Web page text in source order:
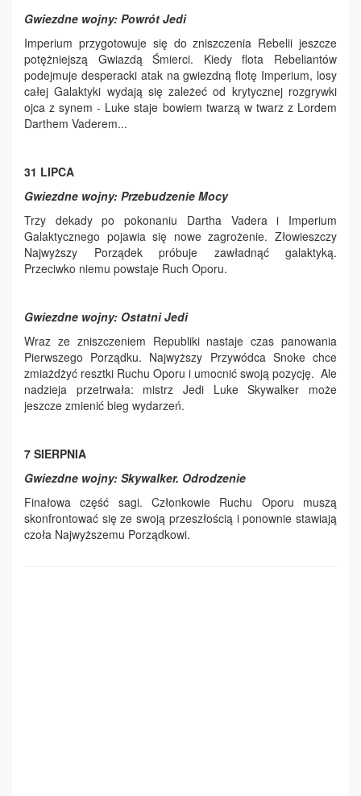
Gwiezdne wojny: Powrót Jedi
Imperium przygotowuje się do zniszczenia Rebelii jeszcze
potężniejszą Gwiazdą Śmierci. Kiedy flota Rebeliantów
podejmuje desperacki atak na gwiezdną flotę Imperium, losy
całej Galaktyki wydają się zależeć od krytycznej rozgrywki
ojca z synem - Luke staje bowiem twarzą w twarz z Lordem
Darthem Vaderem...
31 LIPCA
Gwiezdne wojny: Przebudzenie Mocy
Trzy dekady po pokonaniu Dartha Vadera i Imperium
Galaktycznego pojawia się nowe zagrożenie. Złowieszczy
Najwyższy Porządek próbuje zawładnąć galaktyką.
Przeciwko niemu powstaje Ruch Oporu.
Gwiezdne wojny: Ostatni Jedi
Wraz ze zniszczeniem Republiki nastaje czas panowania
Pierwszego Porządku. Najwyższy Przywódca Snoke chce
zmiażdżyć resztki Ruchu Oporu i umocnić swoją pozycję. Ale
nadzieja przetrwała: mistrz Jedi Luke Skywalker może
jeszcze zmienić bieg wydarzeń.
7 SIERPNIA
Gwiezdne wojny: Skywalker. Odrodzenie
Finałowa część sagi. Członkowie Ruchu Oporu muszą
skonfrontować się ze swoją przeszłością i ponownie stawiają
czoła Najwyższemu Porządkowi.